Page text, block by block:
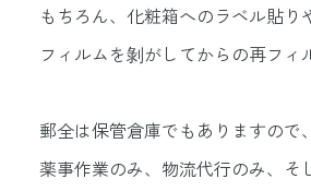
もちろん、化粧箱へのラベル貼り
フィルムを剝がしてからの再フ
郵全は保管倉庫でもありますの
薬事作業のみ、物流代行のみ、